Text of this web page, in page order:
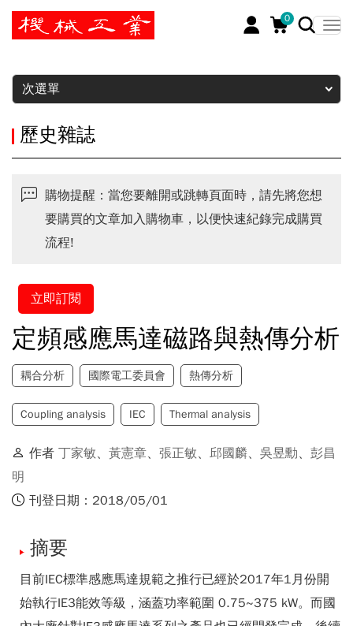
0
暫停
次選單
歷史雜誌
購物提醒：當您要離開或跳轉頁面時，請先將您想
要購買的文章加入購物車，以便快速紀錄完成購買
流程!
立即訂閱
定頻感應馬達磁路與熱傳分析
耦合分析 國際電工委員會 熱傳分析
Coupling analysis IEC Thermal analysis
作者 丁家敏、 黃憲章、 張正敏、 邱國麟、 吳昱勳、 彭昌
明
刊登日期：2018/05/01
摘要
目前IEC標準感應馬達規範之推行已經於2017年1月份開
始執行IE3能效等級，涵蓋功率範圍 0.75~375 kW。而國